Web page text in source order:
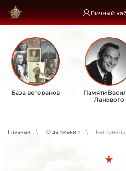
Личный
База ветеранов
Памяти
Ланового
Главная О движении